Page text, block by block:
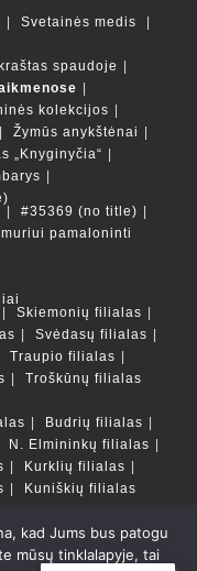
Svetainės medis
spaudoje
kolekcijos
Žymūs anykštėnai
„Knyginyčia“
#35369 (no title)
pamaloninti
Skiemonių filialas
Svėdasų filialas
Traupio filialas
Troškūnų filialas
Budrių filialas
N. Elmininkų filialas
Kurklių filialas
Kuniškių filialas
LT
kad Jums bus patogu
mūsų tinklalapyje, tai